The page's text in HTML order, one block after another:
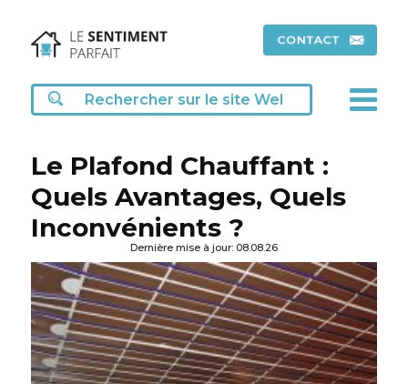
Le Plafond Chauffant :
Quels Avantages, Quels
Inconvénients ?
Dernière mise à jour: 08.08.26